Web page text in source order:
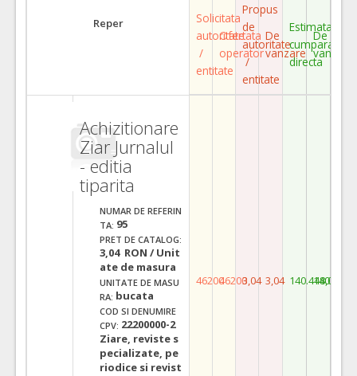
Reper
Solicitata
autoritate
/
entitate
Ofertata
operator
Propus
de
autoritate
/
entitate
De
vanzare
Estimata
cumparare
directa
De
vanzare
Achizitionare
Ziar Jurnalul
- editia
tiparita
NUMAR DE REFERIN
TA: 95
PRET DE CATALOG:
3,04 RON / Unit
ate de masura
UNITATE DE MASU
RA: bucata
COD SI DENUMIRE
CPV: 22200000-2
Ziare, reviste s
pecializate, pe
riodice si revist
46200462003,04 3,04 140.448,00